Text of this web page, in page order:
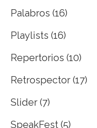
Palabros (16)
Playlists (16)
Repertorios (10)
Retrospector (17)
Slider (7)
SpeakFest (5)